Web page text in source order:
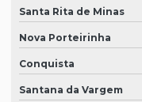
Santa Rita de Minas
Nova Porteirinha
Conquista
Santana da Vargem